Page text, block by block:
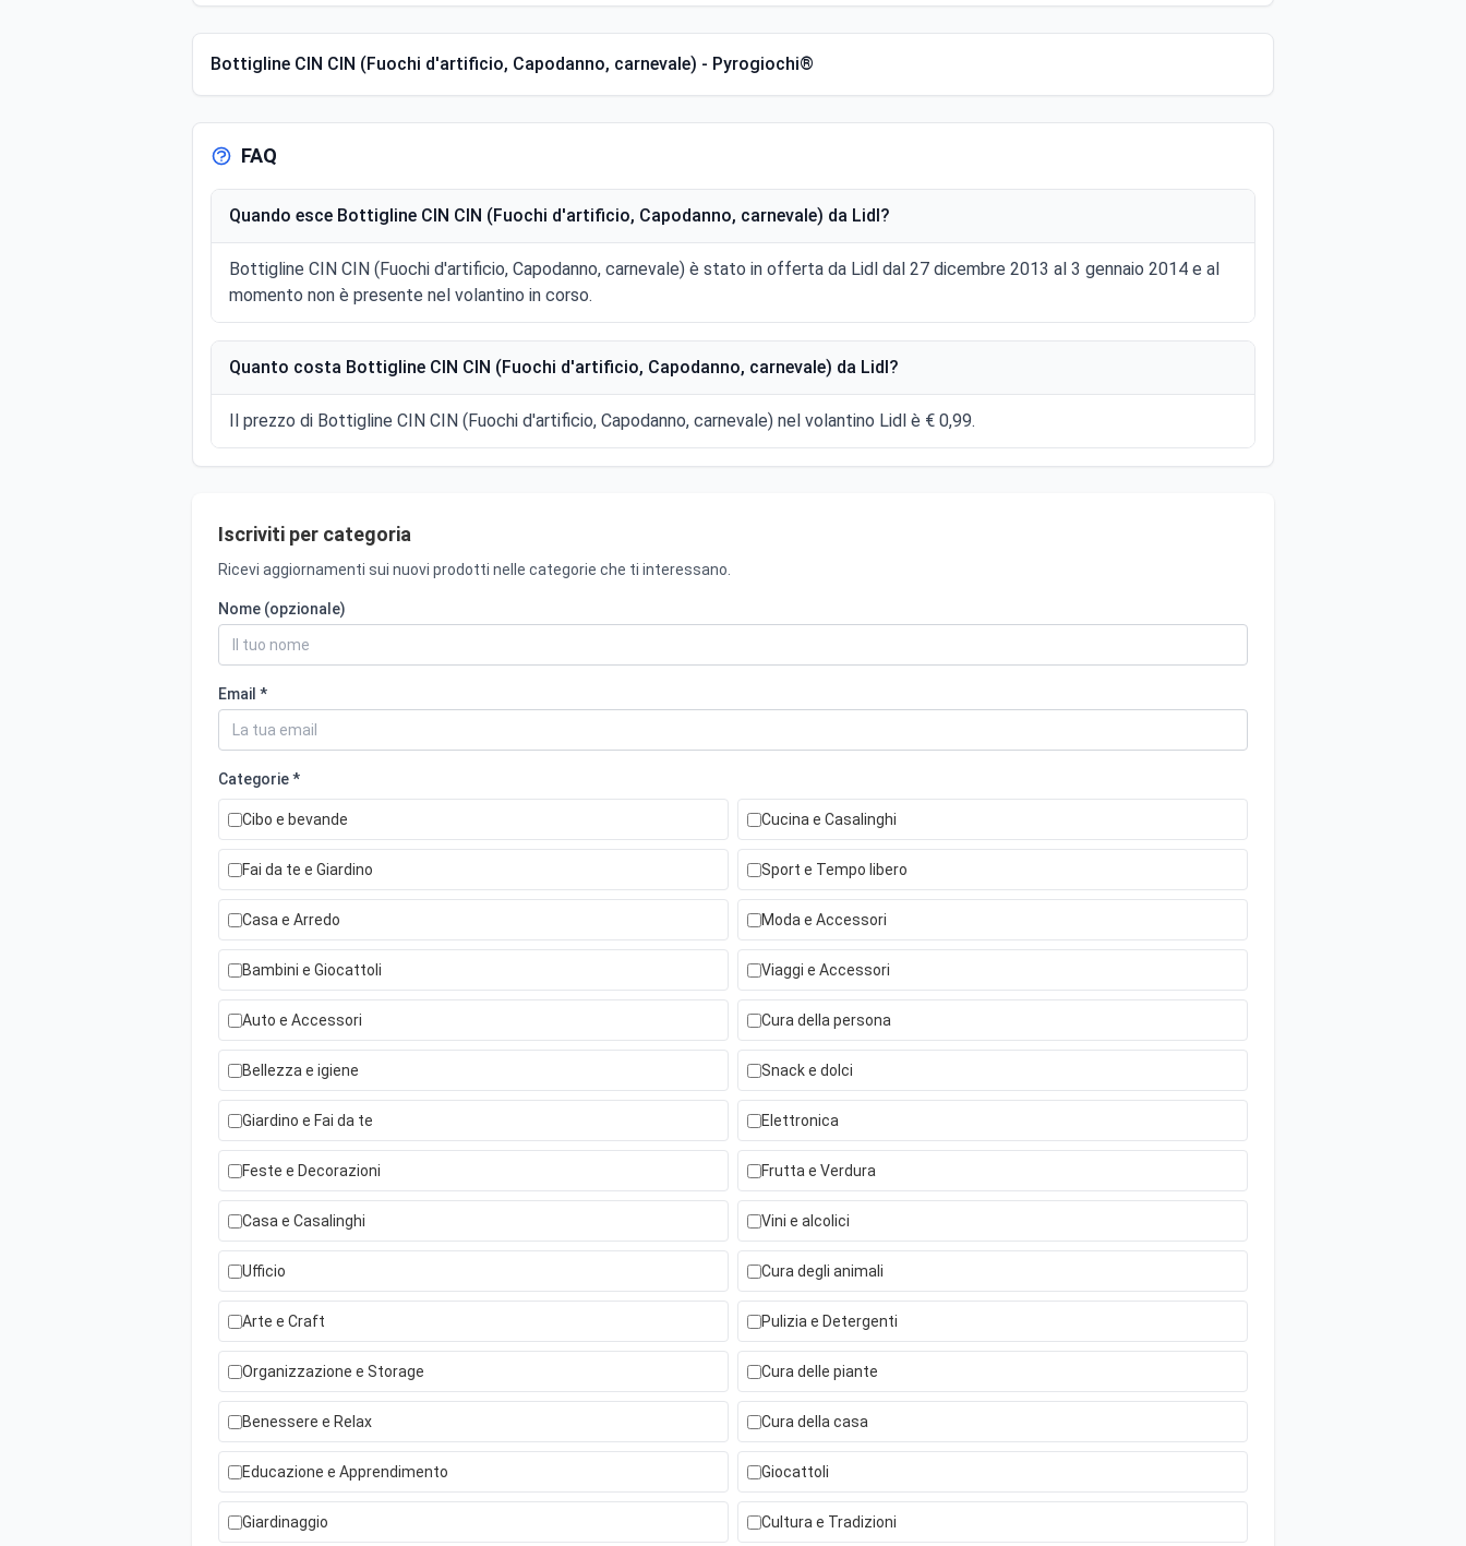
Bottigline CIN CIN (Fuochi d'artificio, Capodanno, carnevale) - Pyrogiochi®
FAQ
Quando esce Bottigline CIN CIN (Fuochi d'artificio, Capodanno, carnevale) da Lidl?
Bottigline CIN CIN (Fuochi d'artificio, Capodanno, carnevale) è stato in offerta da Lidl dal 27 dicembre 2013 al 3 gennaio 2014 e al
momento non è presente nel volantino in corso.
Quanto costa Bottigline CIN CIN (Fuochi d'artificio, Capodanno, carnevale) da Lidl?
Il prezzo di Bottigline CIN CIN (Fuochi d'artificio, Capodanno, carnevale) nel volantino Lidl è € 0,99.
Iscriviti per categoria
Ricevi aggiornamenti sui nuovi prodotti nelle categorie che ti interessano.
Nome (opzionale)
Email *
Categorie *
Cibo e bevande Cucina e Casalinghi
Fai da te e Giardino Sport e Tempo libero
Casa e Arredo Moda e Accessori
Bambini e Giocattoli Viaggi e Accessori
Auto e Accessori Cura della persona
Bellezza e igiene Snack e dolci
Giardino e Fai da te Elettronica
Feste e Decorazioni Frutta e Verdura
Casa e Casalinghi Vini e alcolici
Ufficio Cura degli animali
Arte e Craft Pulizia e Detergenti
Organizzazione e Storage Cura delle piante
Benessere e Relax Cura della casa
Educazione e Apprendimento Giocattoli
Giardinaggio Cultura e Tradizioni